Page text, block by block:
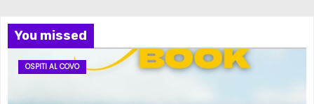
You missed
OSPITI AL COVO